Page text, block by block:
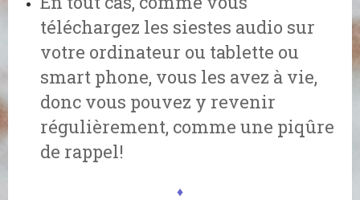
téléchargez les siestes audio sur
votre ordinateur ou tablette ou
smart phone, vous les avez à vie,
donc vous pouvez y revenir
régulièrement, comme une piqûre
de rappel!
♦